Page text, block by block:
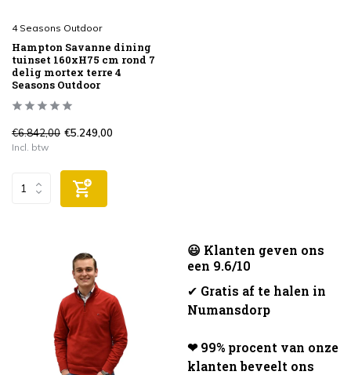
4 Seasons Outdoor
Hampton Savanne dining
tuinset 160xH75 cm rond 7
delig mortex terre 4
Seasons Outdoor
€6.842,00 €5.249,00
Incl. btw
😃 Klanten geven ons
een 9.6/10
✔ Gratis af te halen in
Numansdorp
❤ 99% procent van onze
klanten beveelt ons